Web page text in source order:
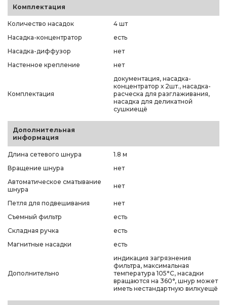
Комплектация
Количество насадок
4 шт
Насадка-концентратор
есть
Насадка-диффузор
нет
Настенное крепление
нет
Комплектация
документация, насадка-
концентратор х 2шт., насадка-
расческа для разглаживания,
насадка для деликатной
сушкиещё
Дополнительная
информация
Длина сетевого шнура
1.8 м
Вращение шнура
нет
Автоматическое сматывание
шнура
нет
Петля для подвешивания
нет
Съемный фильтр
есть
Складная ручка
есть
Магнитные насадки
есть
Дополнительно
индикация загрязнения
фильтра, максимальная
температура 105°С, насадки
вращаются на 360°, шнур может
иметь нестандартную вилкуещё